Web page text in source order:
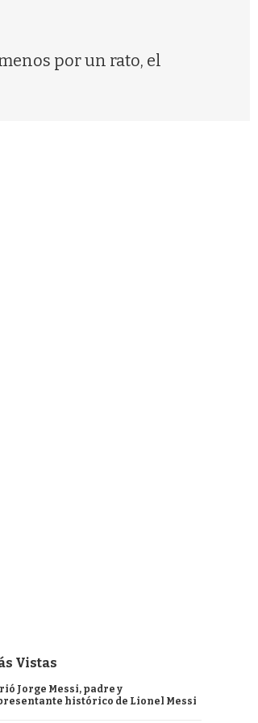
por un rato, el
Vistas
Jorge Messi, padre y
histórico de Lionel Messi